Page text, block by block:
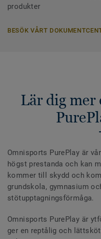
produkter
BESÖK VÅRT
Lär dig mer
Omnisports PurePlay är
högst prestanda och kan
kommer till skydd och
grundskola, gymnasium
stötupptagningsförmåga.
Omnisports PurePlay är
ger en reptålig och